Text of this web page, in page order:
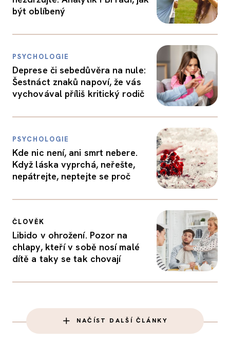
být oblíbený
PSYCHOLOGIE
Deprese či sebedůvěra na nule:
Šestnáct znaků napoví, že vás
vychovával příliš kritický rodič
PSYCHOLOGIE
Kde nic není, ani smrt nebere.
Když láska vyprchá, neřešte,
nepátrejte, neptejte se proč
ČLOVĚK
Libido v ohrožení. Pozor na
chlapy, kteří v sobě nosí malé
dítě a taky se tak chovají
NAČÍST DALŠÍ ČLÁNKY